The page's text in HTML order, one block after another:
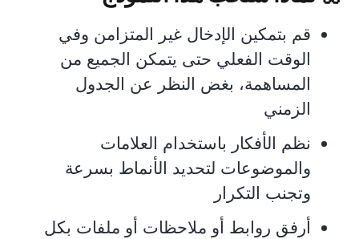
قم بتمكين الإدخال غير المتزامن وفي
الوقت الفعلي حتى يتمكن الجميع من
المساهمة، بغض النظر عن الجدول
الزمني
نظم الأفكار باستخدام العلامات
والموضوعات لتحديد الأنماط بسرعة
وتجنب التكرار
أرفق روابط أو ملاحظات أو ملفات بكل